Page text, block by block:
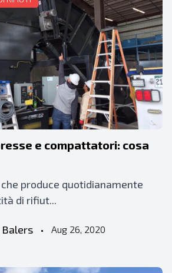
e compattatori: cosa
produce quotidianamente
di rifiut...
Balers • Aug 26, 2020